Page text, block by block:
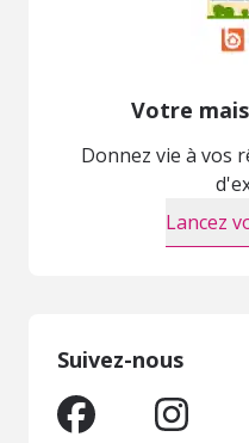
Votre
Donnez vie à vos
Lancez
Suivez-nous